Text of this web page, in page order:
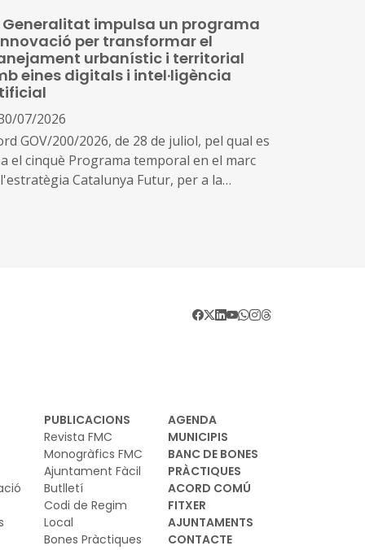
Generalitat impulsa un programa
per transformar el
urbanístic i territorial
eines digitals i intel·ligència
07/2026
GOV/200/2026, de 28 de juliol, pel qual es
el cinquè Programa temporal en el marc
Catalunya Futur, per a la
PUBLICACIONS
Revista FMC
Monogràfics FMC
Ajuntament Fàcil
Butlletí
Codi de Regim
Local
Bones Pràctiques
AGENDA
MUNICIPIS
BANC DE BONES
PRÀCTIQUES
ACORD COMÚ
FITXER
AJUNTAMENTS
CONTACTE